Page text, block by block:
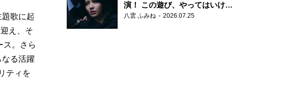
歌に起
え、そ
ス。さら
る活躍
ティを
演！ この遊び、やってはいけま
せん。
八雲 ふみね 2026.07.25